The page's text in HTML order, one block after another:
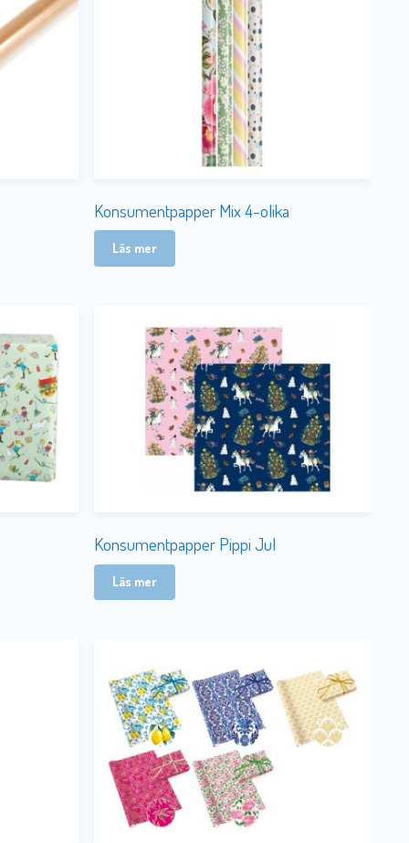
Konsumentpapper Mix 4-olika
Läs mer
Konsumentpapper Pippi Jul
Läs mer